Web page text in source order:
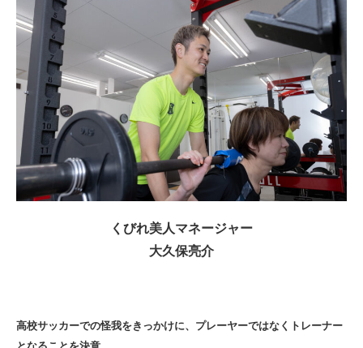
くびれ美人マネージャー
大久保亮介
高校サッカーでの怪我をきっかけに、プレーヤーではなくトレーナー